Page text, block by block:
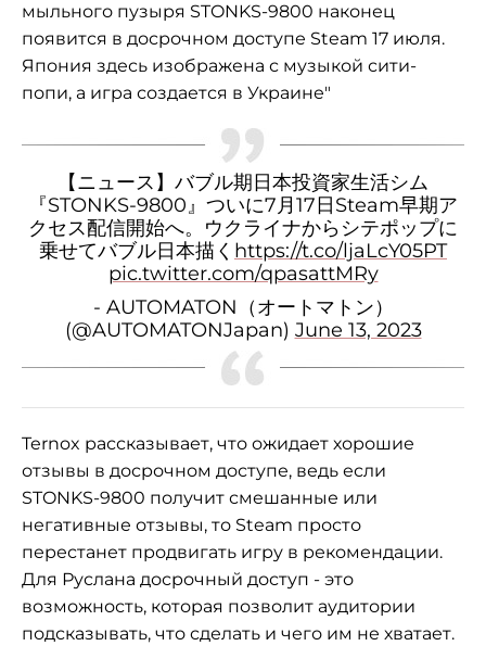
мыльного пузыря STONKS-9800 наконец
появится в досрочном доступе Steam 17 июля.
Япония здесь изображена с музыкой сити-
попи, а игра создается в Украине"
【ニュース】バブル期日本投資家生活シム
『STONKS-9800』ついに7月17日Steam早期ア
クセス配信開始へ。ウクライナからシテポップに
乗せてバブル日本描く https://t.co/ljaLcY05PT
pic.twitter.com/qpasattMRy
- AUTOMATON（オートマトン）
(@AUTOMATONJapan) June 13, 2023
Ternox рассказывает, что ожидает хорошие
отзывы в досрочном доступе, ведь если
STONKS-9800 получит смешанные или
негативные отзывы, то Steam просто
перестанет продвигать игру в рекомендации.
Для Руслана досрочный доступ - это
возможность, которая позволит аудитории
подсказывать, что сделать и чего им не хватает.